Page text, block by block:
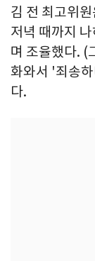
김 전 최고위
저녁 때까지
며 조율했다. (
화와서 '죄송
다.